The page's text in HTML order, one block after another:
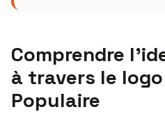
Comprendre
à travers le
Populaire